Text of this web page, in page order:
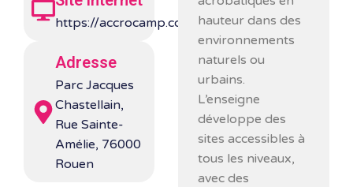
https://accrocamp.com/
Adresse
Parc Jacques
Chastellain,
Rue Sainte-
Amélie, 76000
Rouen
hauteur dans des
environnements
naturels ou
urbains.
L’enseigne
développe des
sites accessibles à
tous les niveaux,
avec des